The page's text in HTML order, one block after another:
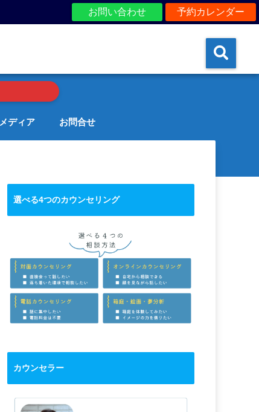
予約カレンダー
お問い合わせ
メディア お問合せ
選べる4つのカウンセリング
カウンセラー